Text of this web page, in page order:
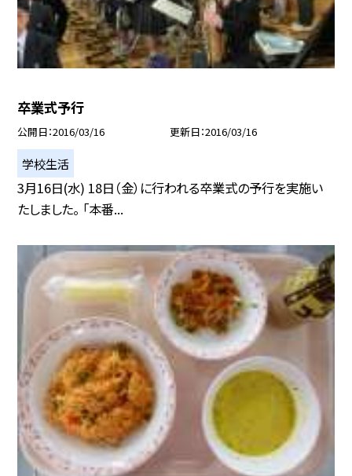
卒業式予行
公開日 2016/03/16 更新日 2016/03/16
学校生活
3月16日(水) 18日（金）に行われる卒業式の予行を実施い
たしました。 「本番...